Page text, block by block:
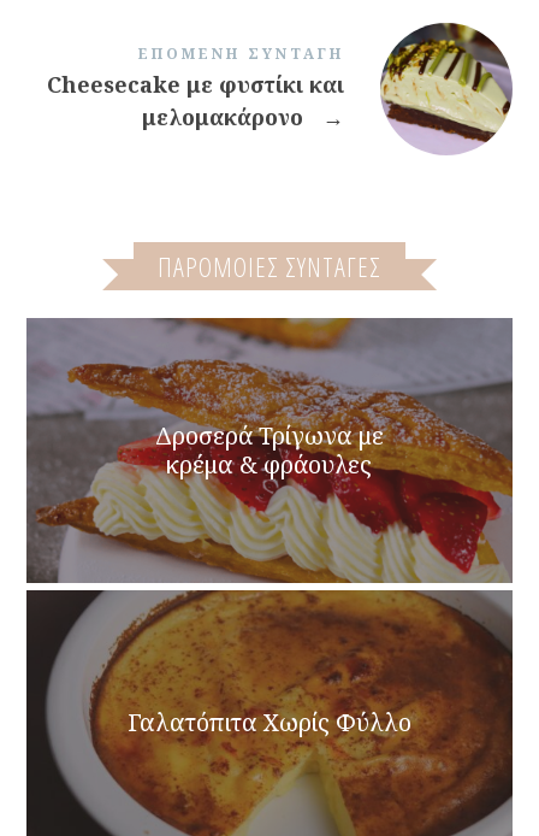
ΕΠΌΜΕΝΗ ΣΥΝΤΑΓΉ
Cheesecake με φυστίκι και
μελομακάρονο
→
ΠΑΡΌΜΟΙΕΣ ΣΥΝΤΑΓΈΣ
Δροσερά Τρίγωνα με
κρέμα & φράουλες
Γαλατόπιτα Χωρίς Φύλλο